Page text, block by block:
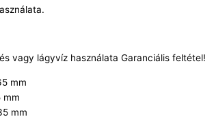
vagy lágyvíz használata Garanciális feltétel!
mm
mm
mm